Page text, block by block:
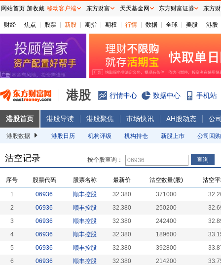
财经 焦点 股票 新股 期指 期权 行情 数据 全球 美股 港股
港股 行情中心 数据中心 手机站
港股首页 港股导读 港股聚焦 市场快讯 AH股动态 公
港股数据 港股日历 机构评级 机构持仓 新股上市 公司回购
沽空记录 按个股查询：
序号 股票代码 股票名称 最新价 沽空数量(股) 沽空
1 06936 顺丰控股 32.380 371000
2
06936 顺丰控股 32.380 250200
3
06936 顺丰控股 32.380 242400
4
06936 顺丰控股 32.380 189600
5
06936 顺丰控股 32.380 392800
6
06936 顺丰控股 32.380 214200
网站首页 加收藏 移动客户端 东方财富 天天基金网 东方财富证券 东方